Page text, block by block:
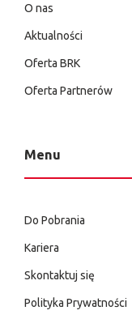
O nas
Aktualności
Oferta BRK
Oferta Partnerów
Menu
Do Pobrania
Kariera
Skontaktuj się
Polityka Prywatności